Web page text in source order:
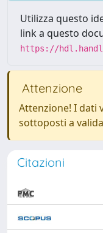
Utilizza questo
link a questo
https://
Attenzione
Attenzione! I dati
sottoposti a
Citazioni